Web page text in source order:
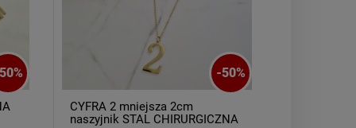
50% -50%
CYFRA 2 mniejsza 2cm
naszyjnik STAL CHIRURGICZNA